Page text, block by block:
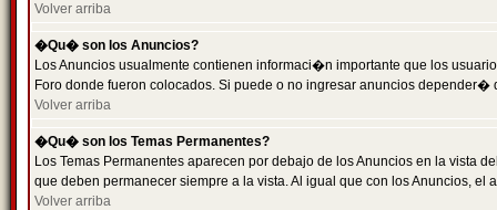
Volver arriba
�Qu� son los Anuncios?
Los Anuncios usualmente contienen informaci�n importante que los
Foro donde fueron colocados. Si puede o no ingresar anuncios
Volver arriba
�Qu� son los Temas Permanentes?
Los Temas Permanentes aparecen por debajo de los Anuncios en la
que deben permanecer siempre a la vista. Al igual que con los Anuncios,
Volver arriba